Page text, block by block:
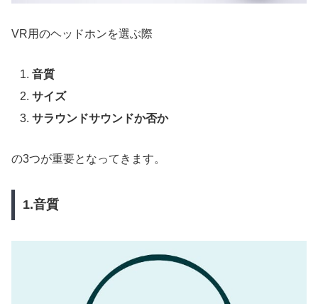
VR用のヘッドホンを選ぶ際
音質
サイズ
サラウンドサウンドか否か
の3つが重要となってきます。
1.音質